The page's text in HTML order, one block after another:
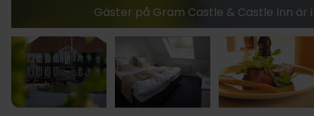
Gäster på Gram Castle & Castle Inn